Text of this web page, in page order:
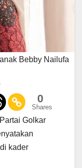
Bebby Nailufa
0
Shares
Golkar
kader